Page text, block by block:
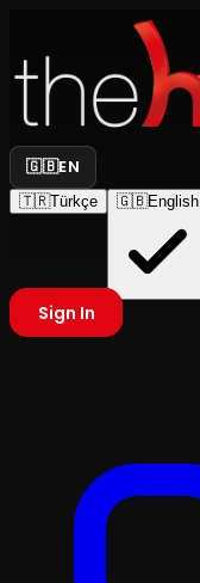
🇬🇧EN
🇹🇷Türkçe 🇬🇧English
Sign In